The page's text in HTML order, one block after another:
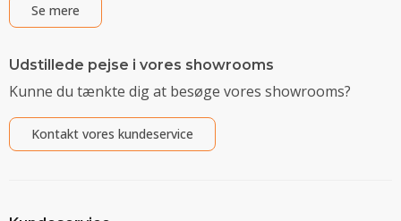
Se mere
Udstillede pejse i vores showrooms
Kunne du tænkte dig at besøge vores showrooms?
Kontakt vores kundeservice